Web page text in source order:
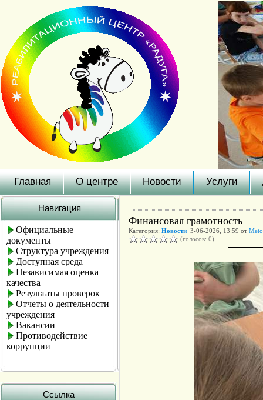
Главная О центре Новости Услуги
Навигация
Официальные
документы
Структура учреждения
Доступная среда
Независимая оценка
качества
Результаты проверок
Отчеты о деятельности
учреждения
Вакансии
Противодействие
коррупции
Ссылка
Финансовая грамотность
Категория: Новости 3-06-2026, 13:59 от
(голосов: 0)